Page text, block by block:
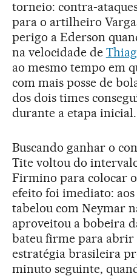
torneio: contra-
para o artilheiro
perigo a Ederson
na velocidade de
ao mesmo tempo em
com mais posse de
dos dois times
durante a etapa inicial.
Buscando ganhar o
Tite voltou do
Firmino para colocar o
efeito foi imediato:
tabelou com Neymar
aproveitou a bobeira
bateu firme para abrir
estratégia brasileira
minuto seguinte,